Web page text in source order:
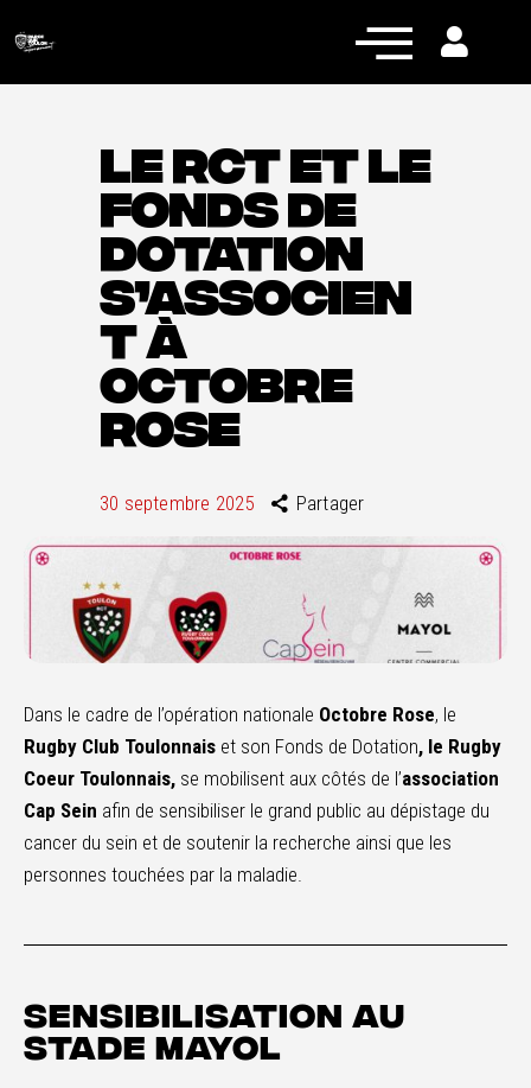
Actualités
Équipe pro
Nos équipes
Fan Zone
RCT Engagé
LE RCT ET LE
FONDS DE
DOTATION
S’ASSOCIEN
T À
OCTOBRE
ROSE
30 septembre 2025 Partager
Dans le cadre de l’opération nationale Octobre Rose, le
Rugby Club Toulonnais et son Fonds de Dotation, le Rugby
Coeur Toulonnais, se mobilisent aux côtés de l’association
Cap Sein afin de sensibiliser le grand public au dépistage du
cancer du sein et de soutenir la recherche ainsi que les
personnes touchées par la maladie.
Sensibilisation au
stade Mayol